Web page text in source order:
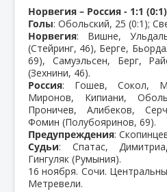
Норвегия – Россия - 1:1
Голы: Обольский, 25 (0:1);
Норвегия: Вишне,
(Стейринг, 46), Берге,
69), Самуэльсен, Берг,
(Зехнини, 46).
Россия: Гошев, Сокол,
Миронов, Кипиани,
Проничев, Алибеков,
Фомин (Полубояринов, 69).
Предупреждения:
Судьи: Спатас,
Гингуляк (Румыния).
16 ноября. Сочи.
Метревели.